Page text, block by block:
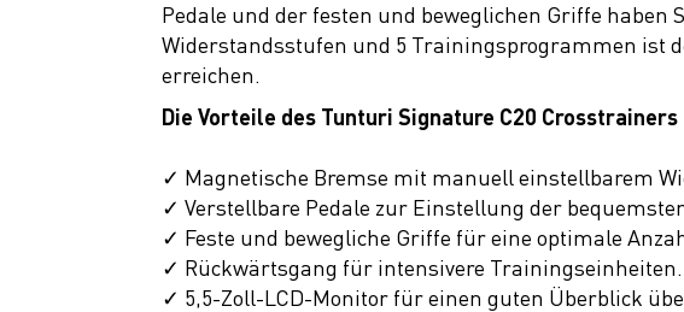
Pedale und der festen und beweglichen Griffe
Widerstandsstufen und 5 Trainingsprogrammen ist
erreichen.
Die Vorteile des Tunturi Signature C20 Crosstrainers
✓ Magnetische Bremse mit manuell einstellbarem
✓ Verstellbare Pedale zur Einstellung der
✓ Feste und bewegliche Griffe für eine optimale
✓ Rückwärtsgang für intensivere Trainingseinheiten.
✓ 5,5-Zoll-LCD-Monitor für einen guten Überblick